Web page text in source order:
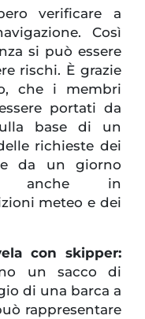
verificare a
Così
si può essere
rischi. È grazie
che i membri
portati da
base di un
richieste dei
da un giorno
anche in
meteo e dei
con skipper:
un sacco di
di una barca a
rappresentare